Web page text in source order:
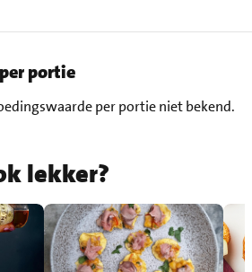
portie
per portie niet bekend.
lekker?